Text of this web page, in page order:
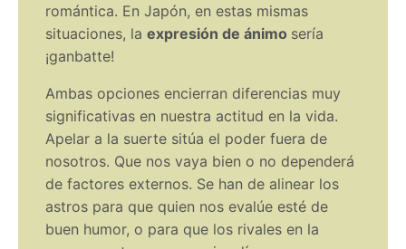
romántica. En Japón, en estas mismas
situaciones, laexpresión de ánimo sería
¡ganbatte!
Ambas opciones encierran diferencias muy
significativas en nuestra actitud en la vida.
Apelar a la suerte sitúa el poder fuera de
nosotros. Que nos vaya bien o no dependerá
de factores externos. Se han de alinear los
astros para que quien nos evalúe esté de
buen humor, o para que los rivales en la